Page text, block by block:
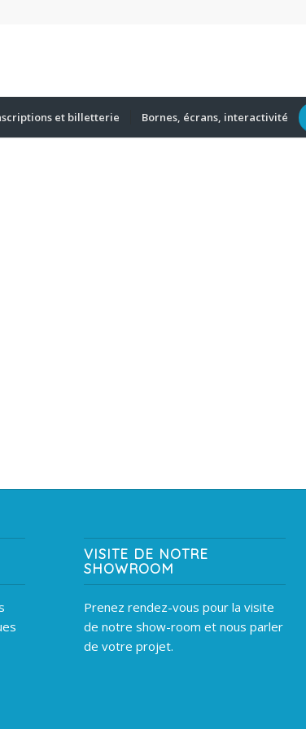
et billetterie Bornes, écrans, interactivité
VISITE DE NOTRE
SHOWROOM
Prenez rendez-vous pour la visite
de notre show-room et nous parler
de votre projet.